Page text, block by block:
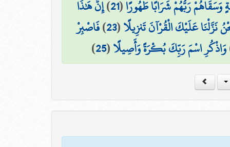
رَبُّهُمْ شَرَابًا طَهُورًا(
21
)إِنَّ هَٰذَا
نَزَّلْنَا عَلَيْكَ الْقُرْآنَ تَنزِيلًا(
23
)فَاصْبِرْ
وَاذْكُرِ اسْمَ رَبِّكَ بُكْرَةً وَأَصِيلًا(
25
)